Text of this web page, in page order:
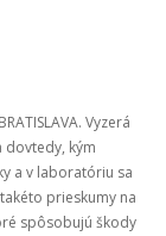
Vyzerá
dovtedy, kým
a v laboratóriu sa
prieskumy na
spôsobujú škody